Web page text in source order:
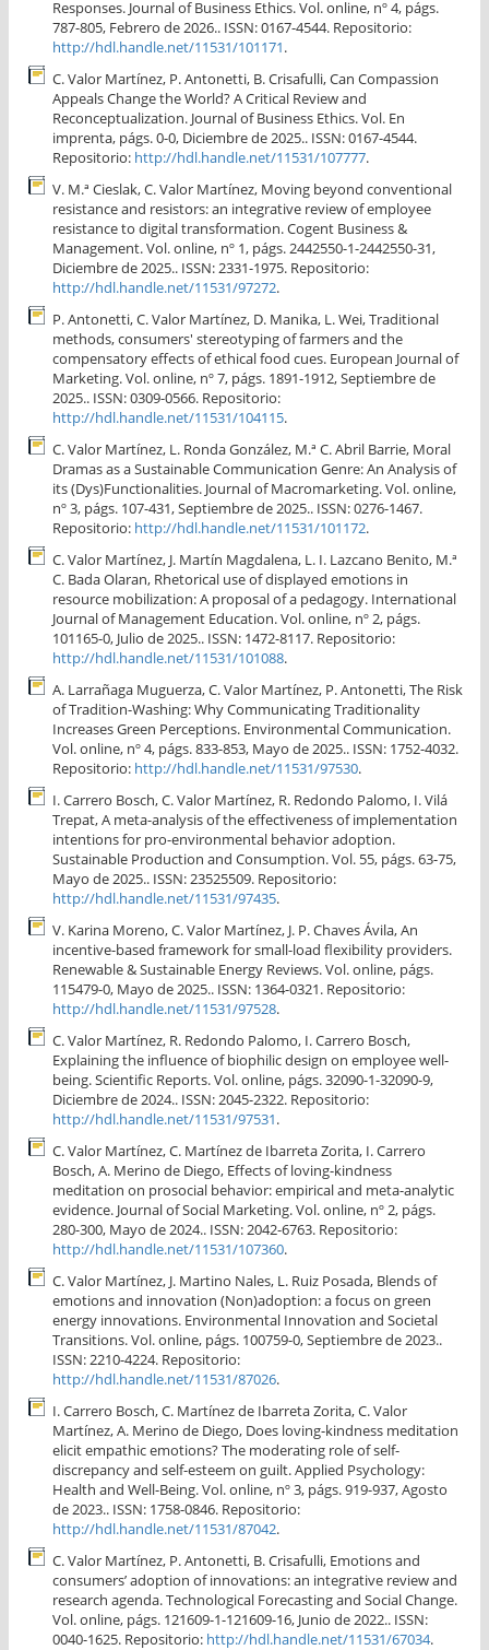
Responses. Journal of Business Ethics. Vol. online, nº 4, págs.
787-805, Febrero de 2026.. ISSN: 0167-4544. Repositorio:
http://hdl.handle.net/11531/101171.
C. Valor Martínez, P. Antonetti, B. Crisafulli, Can Compassion
Appeals Change the World? A Critical Review and
Reconceptualization. Journal of Business Ethics. Vol. En
imprenta, págs. 0-0, Diciembre de 2025.. ISSN: 0167-4544.
Repositorio: http://hdl.handle.net/11531/107777.
V. M.ª Cieslak, C. Valor Martínez, Moving beyond conventional
resistance and resistors: an integrative review of employee
resistance to digital transformation. Cogent Business &
Management. Vol. online, nº 1, págs. 2442550-1-2442550-31,
Diciembre de 2025.. ISSN: 2331-1975. Repositorio:
http://hdl.handle.net/11531/97272.
P. Antonetti, C. Valor Martínez, D. Manika, L. Wei, Traditional
methods, consumers' stereotyping of farmers and the
compensatory effects of ethical food cues. European Journal of
Marketing. Vol. online, nº 7, págs. 1891-1912, Septiembre de
2025.. ISSN: 0309-0566. Repositorio:
http://hdl.handle.net/11531/104115.
C. Valor Martínez, L. Ronda González, M.ª C. Abril Barrie, Moral
Dramas as a Sustainable Communication Genre: An Analysis of
its (Dys)Functionalities. Journal of Macromarketing. Vol. online,
nº 3, págs. 107-431, Septiembre de 2025.. ISSN: 0276-1467.
Repositorio: http://hdl.handle.net/11531/101172.
C. Valor Martínez, J. Martín Magdalena, L. I. Lazcano Benito, M.ª
C. Bada Olaran, Rhetorical use of displayed emotions in
resource mobilization: A proposal of a pedagogy. International
Journal of Management Education. Vol. online, nº 2, págs.
101165-0, Julio de 2025.. ISSN: 1472-8117. Repositorio:
http://hdl.handle.net/11531/101088.
A. Larrañaga Muguerza, C. Valor Martínez, P. Antonetti, The Risk
of Tradition-Washing: Why Communicating Traditionality
Increases Green Perceptions. Environmental Communication.
Vol. online, nº 4, págs. 833-853, Mayo de 2025.. ISSN: 1752-4032.
Repositorio: http://hdl.handle.net/11531/97530.
I. Carrero Bosch, C. Valor Martínez, R. Redondo Palomo, I. Vilá
Trepat, A meta-analysis of the effectiveness of implementation
intentions for pro-environmental behavior adoption.
Sustainable Production and Consumption. Vol. 55, págs. 63-75,
Mayo de 2025.. ISSN: 23525509. Repositorio:
http://hdl.handle.net/11531/97435.
V. Karina Moreno, C. Valor Martínez, J. P. Chaves Ávila, An
incentive-based framework for small-load flexibility providers.
Renewable & Sustainable Energy Reviews. Vol. online, págs.
115479-0, Mayo de 2025.. ISSN: 1364-0321. Repositorio:
http://hdl.handle.net/11531/97528.
C. Valor Martínez, R. Redondo Palomo, I. Carrero Bosch,
Explaining the influence of biophilic design on employee well-
being. Scientific Reports. Vol. online, págs. 32090-1-32090-9,
Diciembre de 2024.. ISSN: 2045-2322. Repositorio:
http://hdl.handle.net/11531/97531.
C. Valor Martínez, C. Martínez de Ibarreta Zorita, I. Carrero
Bosch, A. Merino de Diego, Effects of loving-kindness
meditation on prosocial behavior: empirical and meta-analytic
evidence. Journal of Social Marketing. Vol. online, nº 2, págs.
280-300, Mayo de 2024.. ISSN: 2042-6763. Repositorio:
http://hdl.handle.net/11531/107360.
C. Valor Martínez, J. Martino Nales, L. Ruiz Posada, Blends of
emotions and innovation (Non)adoption: a focus on green
energy innovations. Environmental Innovation and Societal
Transitions. Vol. online, págs. 100759-0, Septiembre de 2023..
ISSN: 2210-4224. Repositorio:
http://hdl.handle.net/11531/87026.
I. Carrero Bosch, C. Martínez de Ibarreta Zorita, C. Valor
Martínez, A. Merino de Diego, Does loving-kindness meditation
elicit empathic emotions? The moderating role of self-
discrepancy and self-esteem on guilt. Applied Psychology:
Health and Well-Being. Vol. online, nº 3, págs. 919-937, Agosto
de 2023.. ISSN: 1758-0846. Repositorio:
http://hdl.handle.net/11531/87042.
C. Valor Martínez, P. Antonetti, B. Crisafulli, Emotions and
consumers’ adoption of innovations: an integrative review and
research agenda. Technological Forecasting and Social Change.
Vol. online, págs. 121609-1-121609-16, Junio de 2022.. ISSN:
0040-1625. Repositorio: http://hdl.handle.net/11531/67034.